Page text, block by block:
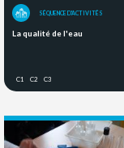
SÉQUENCE D'ACTIVITÉS
La qualité de l'eau
C1 C2 C3